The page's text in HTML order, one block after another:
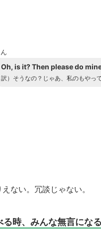
Oh, is it? Then please do
訳）そうなの？じゃあ、私のもやっ
ない。冗談じゃない。
る時、みんな無言にな